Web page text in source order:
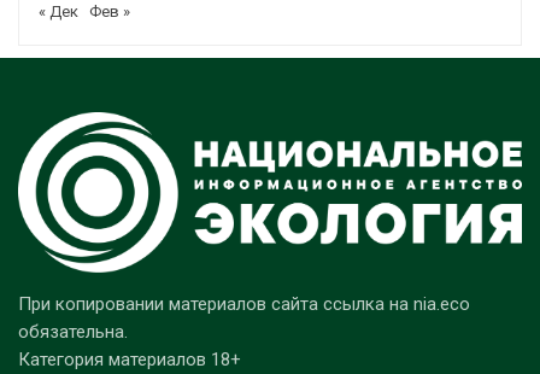
« Дек Фев »
При копировании материалов сайта ссылка на nia.eco
обязательна.
Категория материалов 18+